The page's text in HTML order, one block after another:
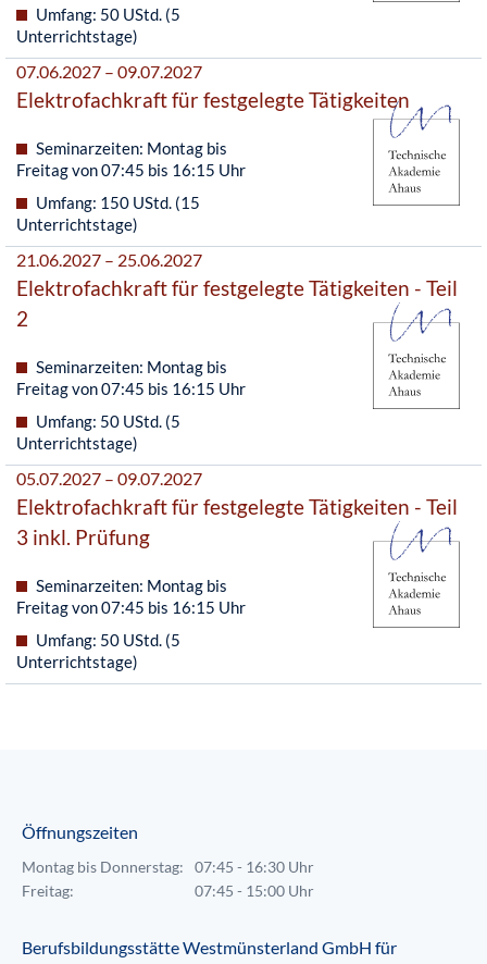
Umfang: 50 UStd. (5
Unterrichtstage)
07.06.2027 – 09.07.2027
Elektrofachkraft für festgelegte Tätigkeiten
Seminarzeiten: Montag bis
Freitag von 07:45 bis 16:15 Uhr
Umfang: 150 UStd. (15
Unterrichtstage)
21.06.2027 – 25.06.2027
Elektrofachkraft für festgelegte Tätigkeiten - Teil
2
Seminarzeiten: Montag bis
Freitag von 07:45 bis 16:15 Uhr
Umfang: 50 UStd. (5
Unterrichtstage)
05.07.2027 – 09.07.2027
Elektrofachkraft für festgelegte Tätigkeiten - Teil
3 inkl. Prüfung
Seminarzeiten: Montag bis
Freitag von 07:45 bis 16:15 Uhr
Umfang: 50 UStd. (5
Unterrichtstage)
Öffnungszeiten
Montag bis Donnerstag:
07:45 - 16:30 Uhr
Freitag:
07:45 - 15:00 Uhr
Berufsbildungsstätte Westmünsterland GmbH für